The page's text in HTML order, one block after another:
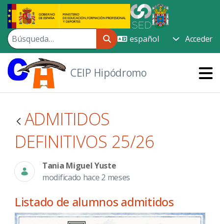
Saltar al contenido principal
Acceder
CEIP Hipódromo
ADMITIDOS
DEFINITIVOS 25/26
Tania Miguel Yuste
modificado hace 2 meses
Listado de alumnos admitidos